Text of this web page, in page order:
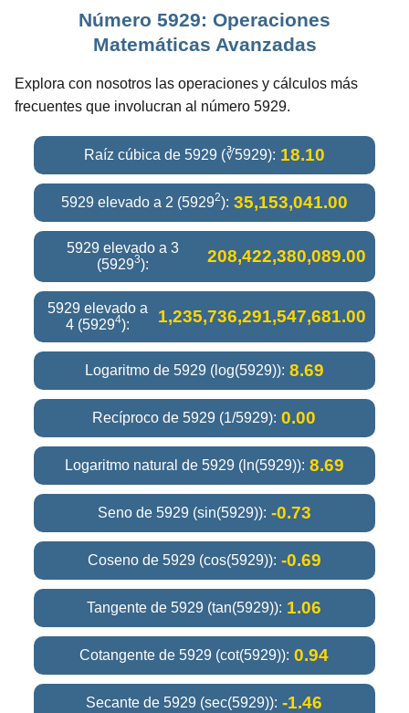
Número 5929: Operaciones
Matemáticas Avanzadas
Explora con nosotros las operaciones y cálculos más
frecuentes que involucran al número 5929.
Raíz cúbica de 5929 (∛5929): 18.10
5929 elevado a 2 (59292): 35,153,041.00
5929 elevado a 3
(59293): 208,422,380,089.00
5929 elevado a
4 (59294): 1,235,736,291,547,681.00
Logaritmo de 5929 (log(5929)): 8.69
Recíproco de 5929 (1/5929): 0.00
Logaritmo natural de 5929 (ln(5929)): 8.69
Seno de 5929 (sin(5929)): -0.73
Coseno de 5929 (cos(5929)): -0.69
Tangente de 5929 (tan(5929)): 1.06
Cotangente de 5929 (cot(5929)): 0.94
Secante de 5929 (sec(5929)): -1.46